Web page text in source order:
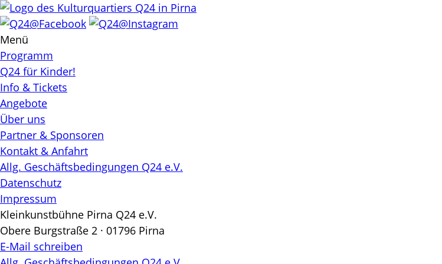
Skip
to
content
Menü
Programm
Q24 für Kinder!
Info & Tickets
Angebote
Über uns
Partner & Sponsoren
Kontakt & Anfahrt
Allg. Geschäftsbedingungen Q24 e.V.
Datenschutz
Impressum
Kleinkunstbühne Pirna Q24 e.V.
Obere Burgstraße 2 · 01796 Pirna
E-Mail schreiben